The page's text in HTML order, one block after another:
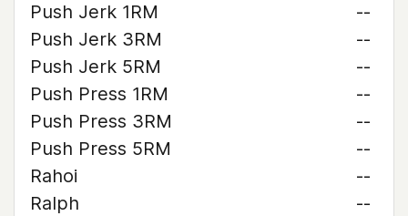
Push Jerk 1RM
--
Push Jerk 3RM
--
Push Jerk 5RM
--
Push Press 1RM
--
Push Press 3RM
--
Push Press 5RM
--
Rahoi
--
Ralph
--